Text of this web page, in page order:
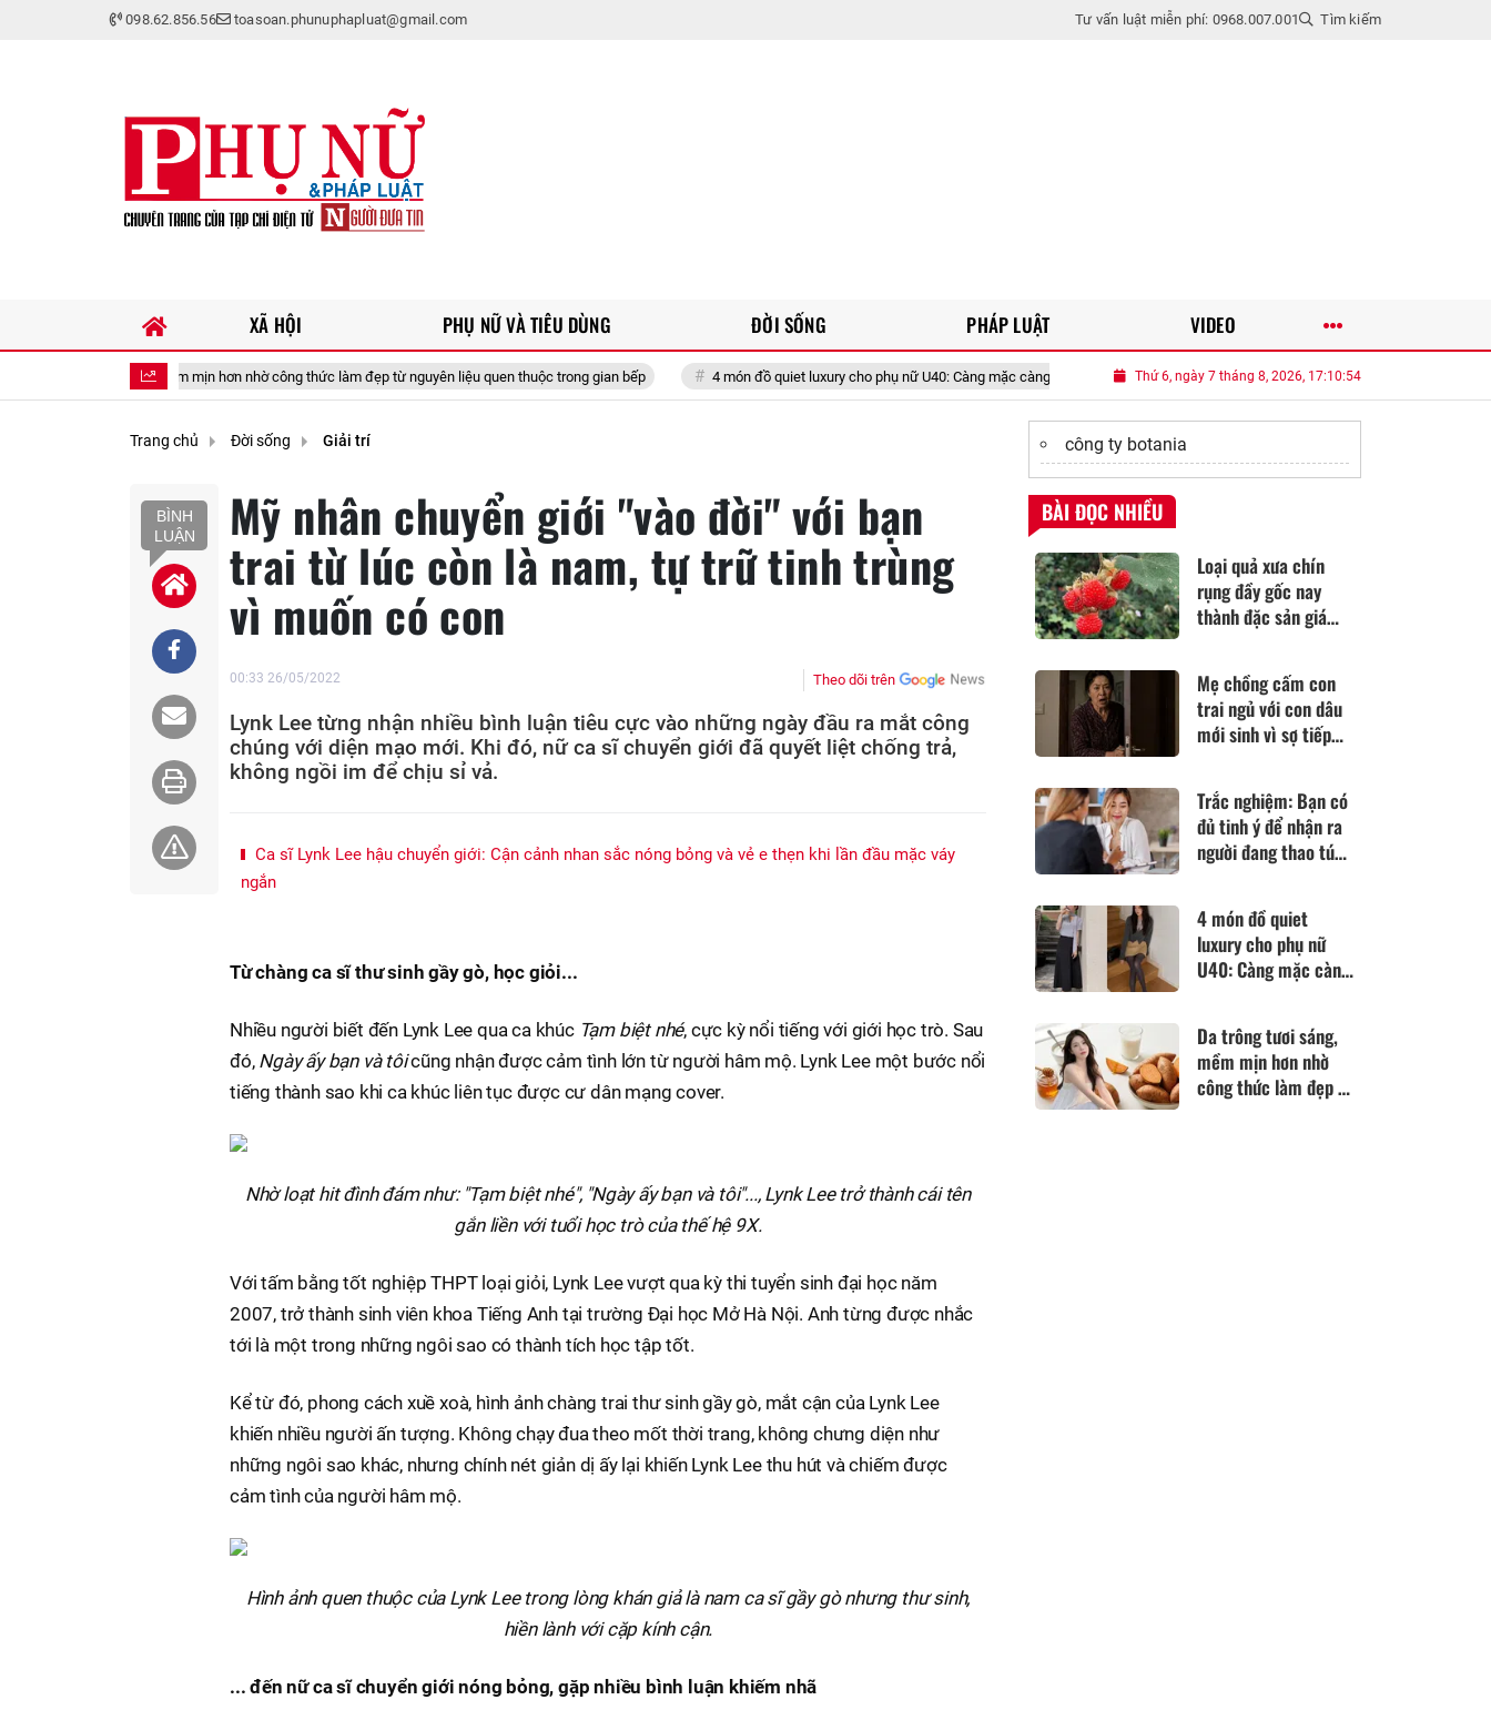
098.62.856.56 toasoan.phunuphapluat@gmail.com Tư vấn luật miễn phí: 0968.007.001 Tìm kiếm
tươi sáng, mềm mịn hơn nhờ công thức làm đẹp từ nguyên liệu quen thuộc trong gian bếp 4 món đồ quiet luxury cho phụ nữ U40: Càng mặc càng sang, càng phối càng đẹp Trắc nghiệm: Bạn có đủ tinh ý để nhận ra
Thứ 6, ngày 7 tháng 8, 2026, 17:10:55
XÃ HỘI PHỤ NỮ VÀ TIÊU DÙNG ĐỜI SỐNG PHÁP LUẬT VIDEO
Trang chủ Đời sống Giải trí
BÌNH
LUẬN
Mỹ nhân chuyển giới "vào đời" với bạn
trai từ lúc còn là nam, tự trữ tinh trùng
vì muốn có con
00:33 26/05/2022 Theo dõi trên
Lynk Lee từng nhận nhiều bình luận tiêu cực vào những ngày đầu ra mắt công
chúng với diện mạo mới. Khi đó, nữ ca sĩ chuyển giới đã quyết liệt chống trả,
không ngồi im để chịu sỉ vả.
Ca sĩ Lynk Lee hậu chuyển giới: Cận cảnh nhan sắc nóng bỏng và vẻ e thẹn khi lần đầu mặc váy
ngắn
Từ chàng ca sĩ thư sinh gầy gò, học giỏi...
Nhiều người biết đến Lynk Lee qua ca khúc Tạm biệt nhé, cực kỳ nổi tiếng với giới học trò. Sau
đó, Ngày ấy bạn và tôicũng nhận được cảm tình lớn từ người hâm mộ. Lynk Lee một bước nổi
tiếng thành sao khi ca khúc liên tục được cư dân mạng cover.
Nhờ loạt hit đình đám như: "Tạm biệt nhé", "Ngày ấy bạn và tôi"..., Lynk Lee trở thành cái tên
gắn liền với tuổi học trò của thế hệ 9X.
Với tấm bằng tốt nghiệp THPT loại giỏi, Lynk Lee vượt qua kỳ thi tuyển sinh đại học năm
2007, trở thành sinh viên khoa Tiếng Anh tại trường Đại học Mở Hà Nội. Anh từng được nhắc
tới là một trong những ngôi sao có thành tích học tập tốt.
Kể từ đó, phong cách xuề xoà, hình ảnh chàng trai thư sinh gầy gò, mắt cận của Lynk Lee
khiến nhiều người ấn tượng. Không chạy đua theo mốt thời trang, không chưng diện như
những ngôi sao khác, nhưng chính nét giản dị ấy lại khiến Lynk Lee thu hút và chiếm được
cảm tình của người hâm mộ.
Hình ảnh quen thuộc của Lynk Lee trong lòng khán giả là nam ca sĩ gầy gò nhưng thư sinh,
hiền lành với cặp kính cận.
... đến nữ ca sĩ chuyển giới nóng bỏng, gặp nhiều bình luận khiếm nhã
công ty botania
BÀI ĐỌC NHIỀU
Loại quả xưa chín
rụng đầy gốc nay
thành đặc sản giá
một lần thu hoạch
nhiều năm, tốt cho
sức khỏe
Mẹ chồng cấm con
trai ngủ với con dâu
mới sinh vì sợ tiếp
đêm tỉnh giấc, bà
tím mặt
Trắc nghiệm: Bạn có
đủ tinh ý để nhận ra
người đang thao túng
4 món đồ quiet
luxury cho phụ nữ
U40: Càng mặc càng
Da trông tươi sáng,
mềm mịn hơn nhờ
công thức làm đẹp từ